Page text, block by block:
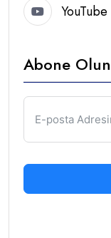
YouTube
Abone Olun